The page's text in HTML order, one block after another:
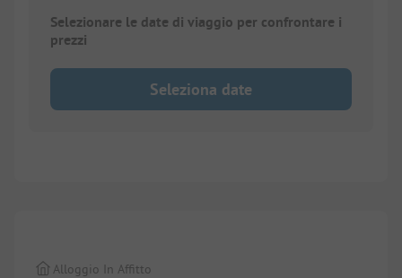
Selezionare le date di viaggio per confrontare i
prezzi
Seleziona date
Alloggio In Affitto